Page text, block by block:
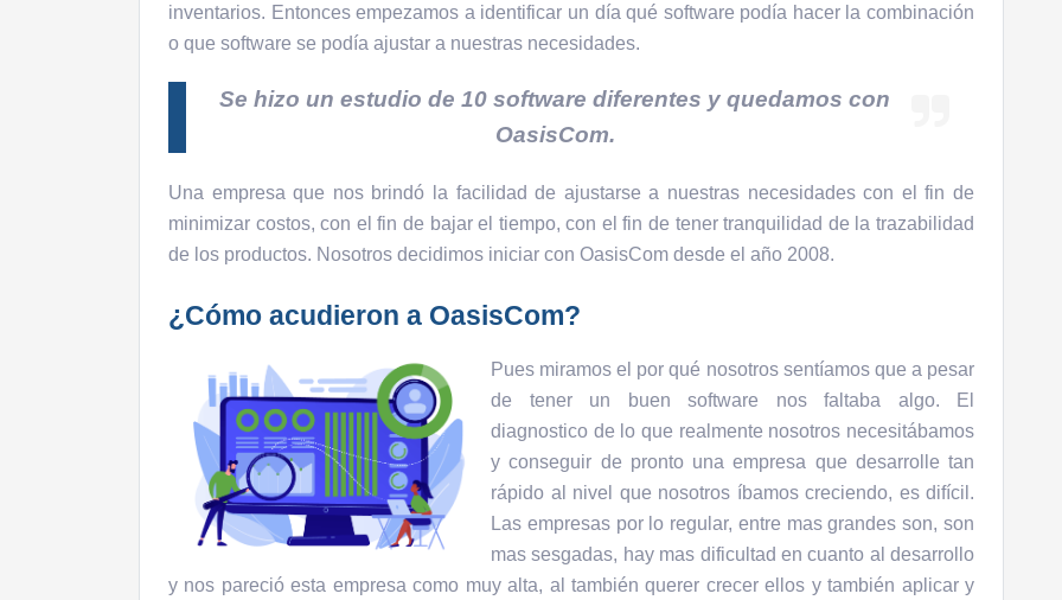
inventarios. Entonces empezamos a identificar un día qué software podía hacer la combinación
o que software se podía ajustar a nuestras necesidades.
Se hizo un estudio de 10 software diferentes y quedamos con
OasisCom.
Una empresa que nos brindó la facilidad de ajustarse a nuestras necesidades con el fin de
minimizar costos, con el fin de bajar el tiempo, con el fin de tener tranquilidad de la trazabilidad
de los productos. Nosotros decidimos iniciar con OasisCom desde el año 2008.
¿Cómo acudieron a OasisCom?
Pues miramos el por qué nosotros sentíamos que a pesar
de tener un buen software nos faltaba algo. El
diagnostico de lo que realmente nosotros necesitábamos
y conseguir de pronto una empresa que desarrolle tan
rápido al nivel que nosotros íbamos creciendo, es difícil.
Las empresas por lo regular, entre mas grandes son, son
mas sesgadas, hay mas dificultad en cuanto al desarrollo
y nos pareció esta empresa como muy alta, al también querer crecer ellos y también aplicar y